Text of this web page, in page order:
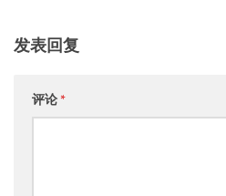
发表回复
评论*